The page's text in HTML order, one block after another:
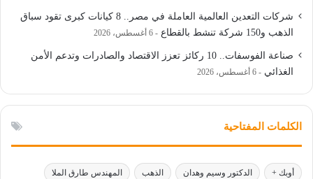
شركات التعدين العالمية العاملة في مصر.. 8 كيانات كبرى تقود سباق
الذهب و150 شركة تنشط بالقطاع
6 أغسطس، 2026
صناعة الفوسفات.. 10 ركائز تعزز الاقتصاد والصادرات وتدعم الأمن
الغذائي
6 أغسطس، 2026
الكلمات المفتاحية
أوبك + الدكتور وسيم وهدان الذهب المهندس طارق الملا